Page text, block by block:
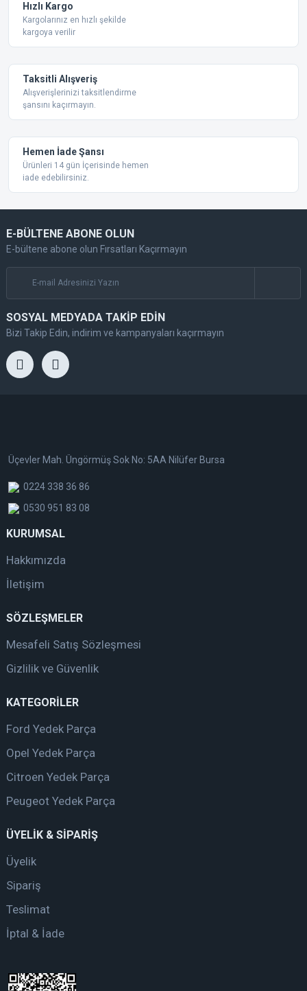
Bu ürüne benzer farklı alternatifler olmalı.
Hızlı Kargo
Kargolarınız en hızlı şekilde
kargoya verilir
Taksitli Alışveriş
Alışverişlerinizi taksitlendirme
şansını kaçırmayın.
Hemen İade Şansı
Ürünleri 14 gün İçerisinde hemen
iade edebilirsiniz.
E-BÜLTENE ABONE OLUN
E-bültene abone olun Fırsatları Kaçırmayın
SOSYAL MEDYADA TAKİP EDİN
Bizi Takip Edin, indirim ve kampanyaları kaçırmayın
Üçevler Mah. Üngörmüş Sok No: 5AA Nilüfer Bursa
0224 338 36 86
0530 951 83 08
KURUMSAL
Hakkımızda
İletişim
SÖZLEŞMELER
Mesafeli Satış Sözleşmesi
Gizlilik ve Güvenlik
KATEGORİLER
Ford Yedek Parça
Opel Yedek Parça
Citroen Yedek Parça
Peugeot Yedek Parça
ÜYELİK & SİPARİŞ
Üyelik
Sipariş
Teslimat
İptal & İade